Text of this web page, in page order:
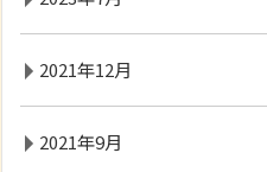
2021年12月
2021年9月